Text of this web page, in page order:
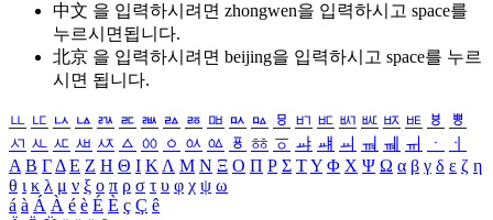
中文 을 입력하시려면 zhongwen을 입력하시고 space를
누르시면됩니다.
北京 을 입력하시려면 beijing을 입력하시고 space를 누르
시면 됩니다.
ㅥ ㅦ ㅧ ㅨ ㅩ ㅪ ㅫ ㅬ ㅭ ㅮ ㅯ ㅰ ㅱ ㅲ ㅳ ㅴ ㅵ ㅶ ㅷ ㅸ
ㅹ
ㅺ ㅻ ㅼ ㅽ ㅾ ㅿ ㆀ ㆁ ㆂ ㆃ ㆄ ㆅ ㆆ ㆇ ㆈ ㆉ ㆊ ㆋ ㆌ ㆍ
ㆎ
Α Β ΓΔ Ε Ζ Η Θ Ι ΚΛ Μ Ν Ξ Ο Π Ρ Σ ΤΥ Φ Χ Ψ Ω α β γ δ ε ζ η
θ ι κ λ μ ν ξ ο π ρ σ τ υ φ χ ψ ω
á à Á À é è É È ç Ç ê